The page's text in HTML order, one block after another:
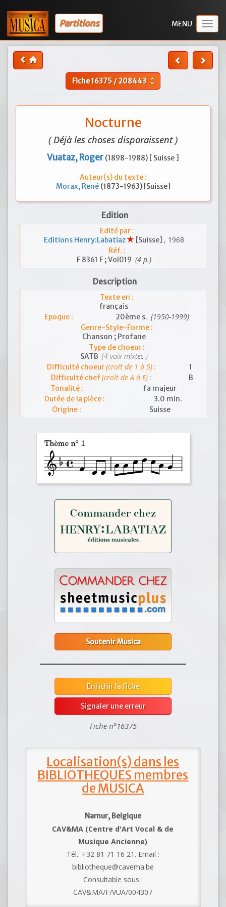
Partitions
Fiche16375 /208443 unfold_more
Nocturne
( Déjà les choses disparaissent )
Vuataz, Roger (1898-1988) [ Suisse ]
Auteur(s) du texte :
Morax, René (1873-1963) [Suisse]
Edition
Edité par :
Editions Henry:Labatiaz
[Suisse] , 1968
Réf. :
F 8361 F ; Vol019 (4 p.)
Description
Texte en :
français
Epoque :
20ème s. (1950-1999)
Genre-Style-Forme :
Chanson ; Profane
Type de choeur :
SATB (4 voix mixtes )
Difficulté choeur(croît de 1 à 5):
1
Difficulté chef(croît de A à E) :
B
Tonalité :
fa majeur
Durée de la pièce :
3.0 min.
Origine :
Suisse
Soutenir Musica
Enrichir la fiche
Signaler une erreur
Fiche n°16375
Localisation(s) dans les
BIBLIOTHEQUES membres
de MUSICA
Namur, Belgique
CAV&MA (Centre d'Art Vocal & de
Musique Ancienne)
Tél.: +32 81 71 16 21. Email :
bibliotheque@cavema.be
Consultable sous :
CAV&MA/F/VUA/004307